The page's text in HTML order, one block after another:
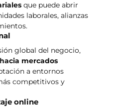
que puede abrir
laborales, alianzas
global del negocio,
mercados
a entornos
competitivos y
online